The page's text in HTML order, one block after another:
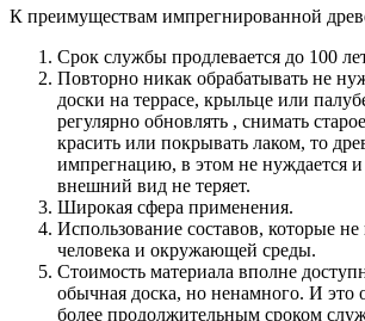
К преимуществам импрегнированной
Срок службы продлевается до 100
Повторно никак обрабатывать не
доски на террасе, крыльце или
регулярно обновлять , снимать
красить или покрывать лаком, то
импрегнацию, в этом не нуждается
внешний вид не теряет.
Широкая сфера применения.
Использование составов, которые
человека и окружающей среды.
Стоимость материала вполне
обычная доска, но ненамного. И это
более продолжительным сроком